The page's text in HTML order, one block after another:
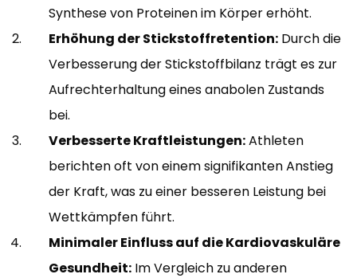
Synthese von Proteinen im Körper erhöht.
Erhöhung der Stickstoffretention: Durch die
Verbesserung der Stickstoffbilanz trägt es zur
Aufrechterhaltung eines anabolen Zustands
bei.
Verbesserte Kraftleistungen:Athleten
berichten oft von einem signifikanten Anstieg
der Kraft, was zu einer besseren Leistung bei
Wettkämpfen führt.
Minimaler Einfluss auf die Kardiovaskuläre
Gesundheit: Im Vergleich zu anderen